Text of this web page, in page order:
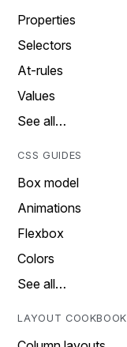
Properties
Selectors
At-rules
Values
See all…
CSS GUIDES
Box model
Animations
Flexbox
Colors
See all…
LAYOUT COOKBOOK